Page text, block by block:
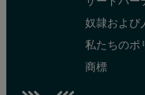
奴隷および
私たちのポ
商標